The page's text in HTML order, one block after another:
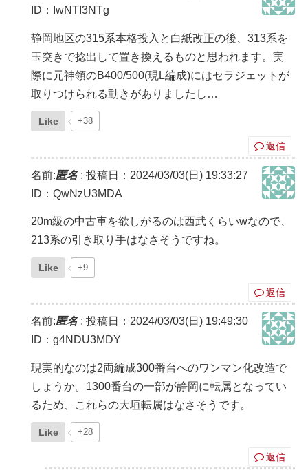
ID：IwNTI3NTg
静岡地区の315系本格投入と白紙改正の後、313系を
玉突きで捻出して置き換えるものと思われます。実
際に元神領のB400/500(現L編成)にはセラジェットが
取りつけられる動きがありましたし…
Like +38
返信
名前:匿名: 投稿日：2024/03/03(日) 19:33:27
ID：QwNzU3MDA
20m級の中古車を欲しがるのは西武くらいwなので、
213系の引き取り手はなさそうですね。
Like +9
返信
名前:匿名: 投稿日：2024/03/03(日) 19:49:30
ID：g4NDU3MDY
現実的なのは2両編成300番台へのワンマン化改造で
しょうか。1300番台の一部が静岡に転属となってい
るため、これらの大垣転属はなさそうです。
Like +28
返信